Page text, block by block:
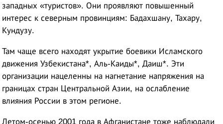
западных «туристов». Они проявляют повышенный
интерес к северным провинциям: Бадахшану, Тахару,
Кундузу.
Там чаще всего находят укрытие боевики Исламского
движения Узбекистана*, Аль-Каиды*, Даиш*. Эти
организации нацеленны на нагнетание напряжения на
границах стран Центральной Азии, на ослабление
влияния России в этом регионе.
Летом-осенью 2001 года в Афганистане тоже наблюдали